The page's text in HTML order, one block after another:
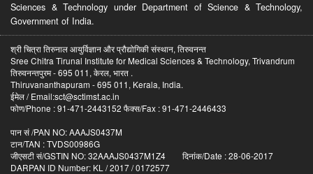
Sciences & Technology under Department of Science & Technology,
Government of India.
श्री चित्रा तिरुनाल आयुर्विज्ञान और प्रौद्योगिकी संस्थान, तिरुवनन्त
Sree Chitra Tirunal Institute for Medical Sciences & Technology, Trivandrum
तिरुवनन्तपुरम - 695 011, केरल, भारत .
Thiruvananthapuram - 695 011, Kerala, India.
ईमेल / Email:sct@sctimst.ac.in
फोण/Phone : 91-471-2443152 फैक्स/Fax : 91-471-2446433
पान सं /PAN NO: AAAJS0437M
टान/TAN : TVDS00986G
जीएसटी सं/GSTIN NO: 32AAAJS0437M1Z4 दिनांक/Date : 28-06-2017
DARPAN ID Number: KL / 2017 / 0172577